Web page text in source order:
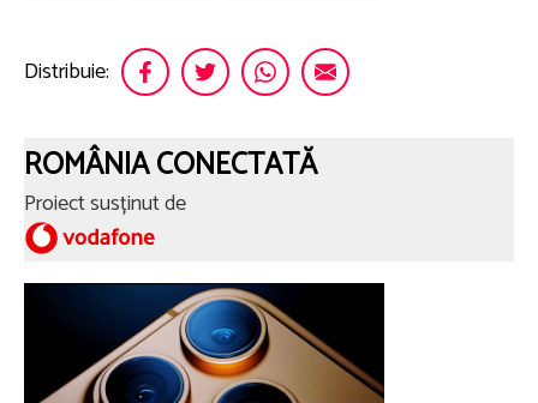
Distribuie:
ROMÂNIA CONECTATĂ
Proiect susținut de